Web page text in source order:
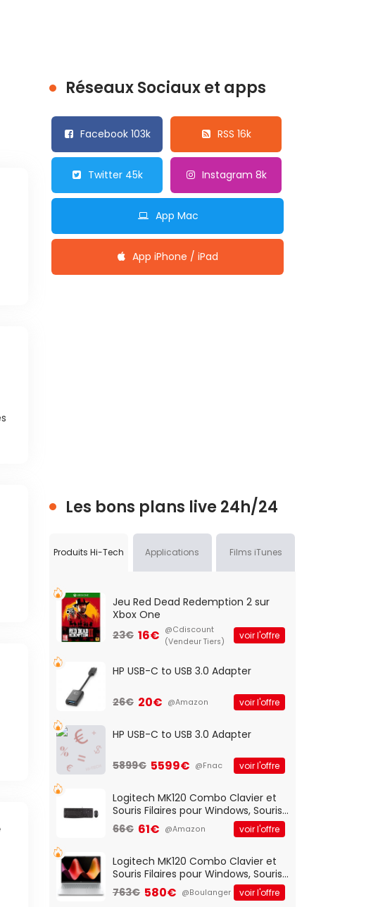
Réseaux Sociaux et apps
Facebook 103k RSS 16k
Twitter 45k Instagram 8k
App Mac
App iPhone / iPad
Les bons plans live 24h/24
Produits Hi-Tech Applications Films iTunes
Jeu Red Dead Redemption 2 sur
Xbox One
23€ 16€ @Cdiscount
(Vendeur Tiers)
voir l'offre
HP USB-C to USB 3.0 Adapter
26€ 20€ @Amazon voir l'offre
HP USB-C to USB 3.0 Adapter
5899€ 5599€ @Fnac voir l'offre
Logitech MK120 Combo Clavier et
Souris Filaires pour Windows, Souris
Optique Filaire, Connexion USB Plug
And Play, Confortable, Taille
QWERTY UK - Noir
66€ 61€ @Amazon voir l'offre
Logitech MK120 Combo Clavier et
Souris Filaires pour Windows, Souris
Optique Filaire, Connexion USB Plug
And Play, Confortable, Taille
763€ 580€ @Boulanger voir l'offre